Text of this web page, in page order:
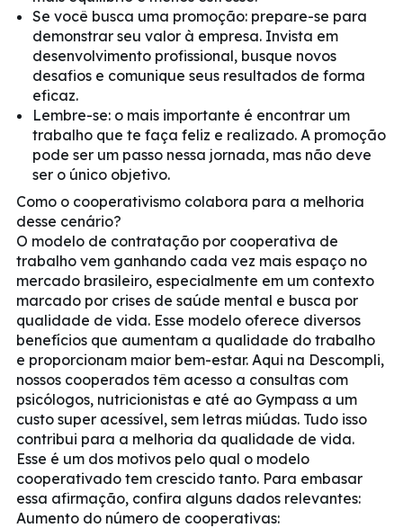
Se você busca uma promoção: prepare-se para
demonstrar seu valor à empresa. Invista em
desenvolvimento profissional, busque novos
desafios e comunique seus resultados de forma
eficaz.
Lembre-se: o mais importante é encontrar um
trabalho que te faça feliz e realizado. A promoção
pode ser um passo nessa jornada, mas não deve
ser o único objetivo.
Como o cooperativismo colabora para a melhoria
desse cenário?
O modelo de contratação por cooperativa de
trabalho vem ganhando cada vez mais espaço no
mercado brasileiro, especialmente em um contexto
marcado por crises de saúde mental e busca por
qualidade de vida. Esse modelo oferece diversos
benefícios que aumentam a qualidade do trabalho
e proporcionam maior bem-estar. Aqui na Descompli,
nossos cooperados têm acesso a consultas com
psicólogos, nutricionistas e até ao Gympass a um
custo super acessível, sem letras miúdas. Tudo isso
contribui para a melhoria da qualidade de vida.
Esse é um dos motivos pelo qual o modelo
cooperativado tem crescido tanto. Para embasar
essa afirmação, confira alguns dados relevantes:
Aumento do número de cooperativas: